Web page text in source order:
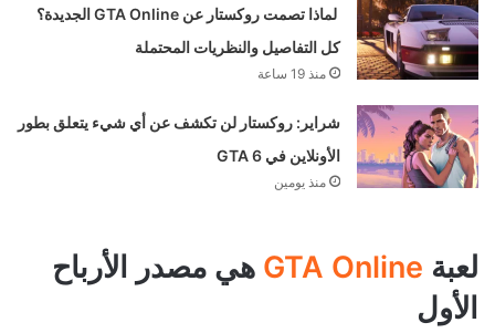
لماذا تصمت روكستار عن GTA Online الجديدة؟
كل التفاصيل والنظريات المحتملة
منذ 19 ساعة
شراير: روكستار لن تكشف عن أي شيء يتعلق بطور
الأونلاين في GTA 6
منذ يومين
لعبة GTA Online هي مصدر الأرباح
الأول